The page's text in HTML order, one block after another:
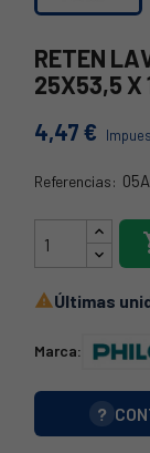
RETEN
25X53,5 X
4,47 €
Referencias:
05AG138
Últimas
Marca:
?